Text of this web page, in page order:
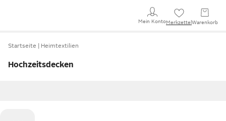
Mein KontoMerkzettel Warenkorb
Startseite Heimtextilien
Hochzeitsdecken